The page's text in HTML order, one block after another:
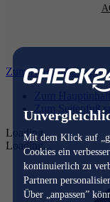
Mit dem Klick auf
Cookies ein
kontinuierlich zu
Partnern
Über „anpassen”
Zum Hauptinhalt
Zum
Zum Seitenfuß
Loading...
Loading...